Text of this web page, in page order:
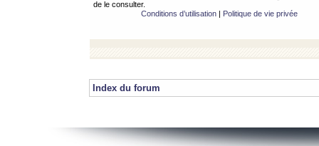
de le consulter.
Conditions d’utilisation| Politique de vie privée
Index du forum